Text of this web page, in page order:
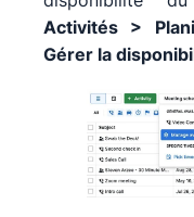
Activités >
Gérer la